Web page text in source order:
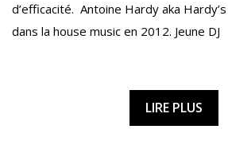
d’efficacité. Antoine Hardy aka
dans la house music en 2012. Jeune DJ
LIRE PLUS